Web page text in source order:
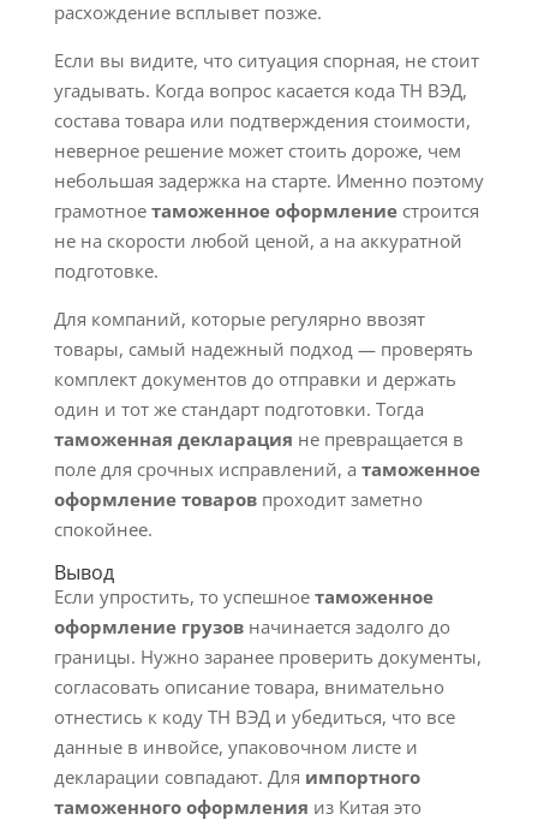
расхождение всплывет позже.
Если вы видите, что ситуация спорная, не стоит
угадывать. Когда вопрос касается кода ТН ВЭД,
состава товара или подтверждения стоимости,
неверное решение может стоить дороже, чем
небольшая задержка на старте. Именно поэтому
грамотное таможенное оформлениестроится
не на скорости любой ценой, а на аккуратной
подготовке.
Для компаний, которые регулярно ввозят
товары, самый надежный подход — проверять
комплект документов до отправки и держать
один и тот же стандарт подготовки. Тогда
таможенная декларация не превращается в
поле для срочных исправлений, а таможенное
оформление товаровпроходит заметно
спокойнее.
Вывод
Если упростить, то успешное таможенное
оформление грузовначинается задолго до
границы. Нужно заранее проверить документы,
согласовать описание товара, внимательно
отнестись к коду ТН ВЭД и убедиться, что все
данные в инвойсе, упаковочном листе и
декларации совпадают. Для импортного
таможенного оформления из Китая это